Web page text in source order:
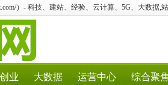
）- 科技、建站、经验、云计算、5G、大数据,
创业 大数据 运营中心 综合聚